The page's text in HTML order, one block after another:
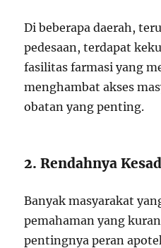
Di beberapa daerah,
pedesaan, terdapat
fasilitas farmasi yang
menghambat akses
obatan yang penting.
2. Rendahnya
Banyak masyarakat
pemahaman yang
pentingnya peran